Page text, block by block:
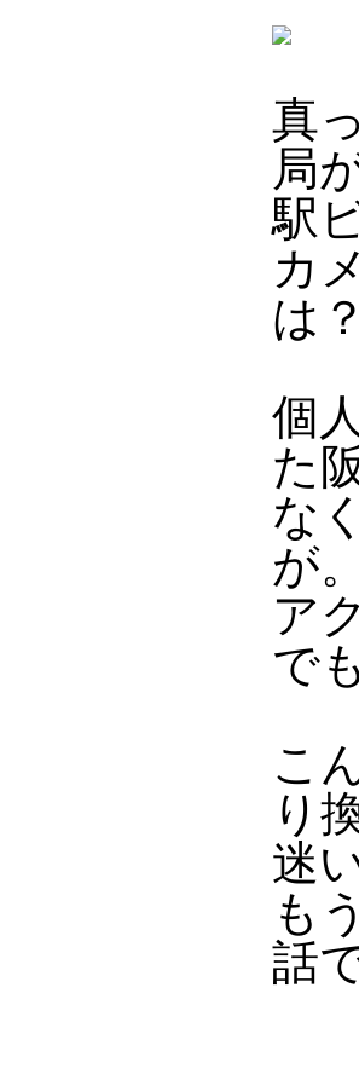
真
局
駅
カ
は？
個
た
な
が
ア
で
こ
り
迷
も
話